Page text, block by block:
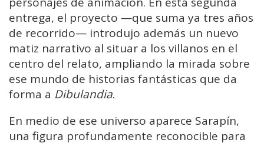
entrega, el proyecto —que suma ya tres años
de recorrido— introdujo además un nuevo
matiz narrativo al situar a los villanos en el
centro del relato, ampliando la mirada sobre
ese mundo de historias fantásticas que da
forma a Dibulandia.
En medio de ese universo aparece Sarapín,
una figura profundamente reconocible para